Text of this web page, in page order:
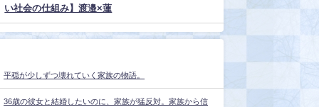
い社会の仕組み】渡邉×蓮
平穏が少しずつ壊れていく家族の物語。
36歳の彼女と結婚したいのに、家族が猛反対。家族から信